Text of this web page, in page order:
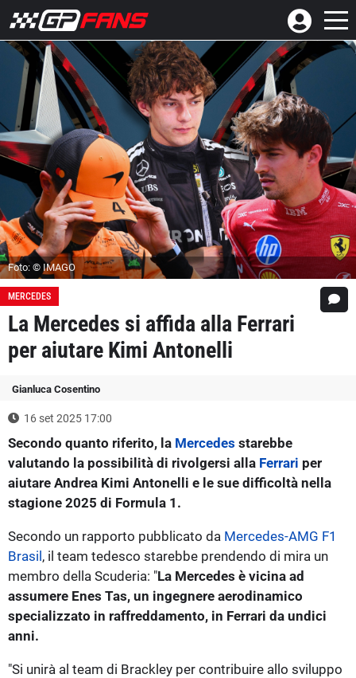
Foto: © IMAGO
MERCEDES
La Mercedes si affida alla Ferrari
per aiutare Kimi Antonelli
Gianluca Cosentino
16 set 2025 17:00
Secondo quanto riferito, la Mercedes starebbe
valutando la possibilità di rivolgersi alla Ferrari per
aiutare Andrea Kimi Antonelli e le sue difficoltà nella
stagione 2025 di Formula 1.
Secondo un rapporto pubblicato da Mercedes-AMG F1
Brasil, il team tedesco starebbe prendendo di mira un
membro della Scuderia: "La Mercedes è vicina ad
assumere Enes Tas, un ingegnere aerodinamico
specializzato in raffreddamento, in Ferrari da undici
anni.
"Si unirà al team di Brackley per contribuire allo sviluppo